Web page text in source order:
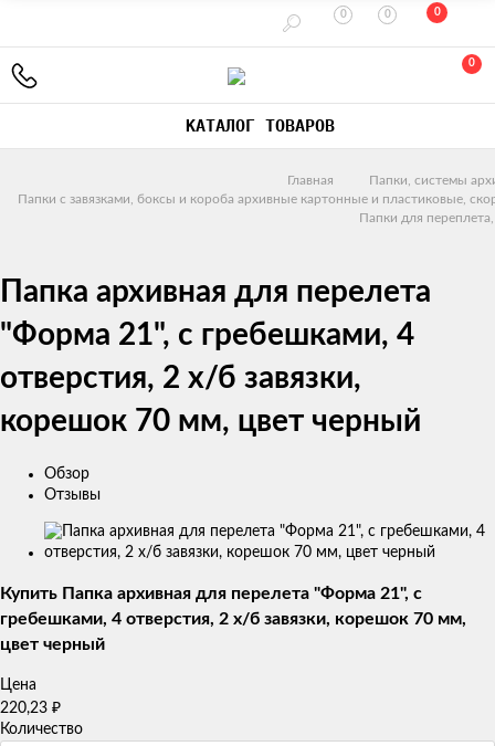
0 0 0
0
КАТАЛОГ ТОВАРОВ
Главная
Папки, системы
Папки с завязками, боксы и короба архивные картонные и пластиковые,
Папки для
Папка архивная для перелета
"Форма 21", с гребешками, 4
отверстия, 2 х/б завязки,
корешок 70 мм, цвет черный
Обзор
Отзывы
Изображения
товаров
Купить Папка архивная для перелета "Форма 21", с
гребешками, 4 отверстия, 2 х/б завязки, корешок 70 мм,
цвет черный
Цена
220,23 ₽
Количество